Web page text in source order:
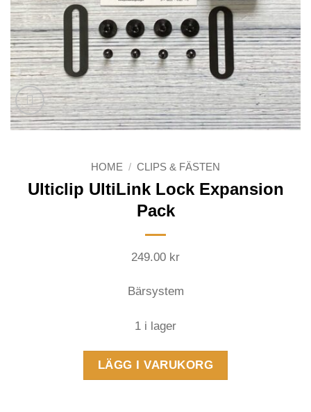
HOME / CLIPS & FÄSTEN
Ulticlip UltiLink Lock Expansion
Pack
249.00 kr
Bärsystem
1 i lager
LÄGG I VARUKORG